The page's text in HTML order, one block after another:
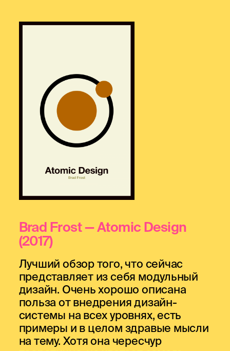
Brad Frost — Atomic Design
(2017)
Лучший обзор того, что сейчас
представляет из себя модульный
дизайн. Очень хорошо описана
польза от внедрения дизайн-
системы на всех уровнях, есть
примеры и в целом здравые мысли
на тему. Хотя она чересчур